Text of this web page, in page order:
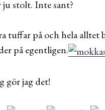
stolt. Inte sant?
tuffar på och hela alltet
på egentligen.
gör jag det!